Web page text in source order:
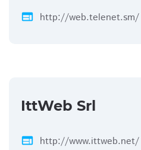
web http://web.telenet.sm/
IttWeb Srl
web http://www.ittweb.net/